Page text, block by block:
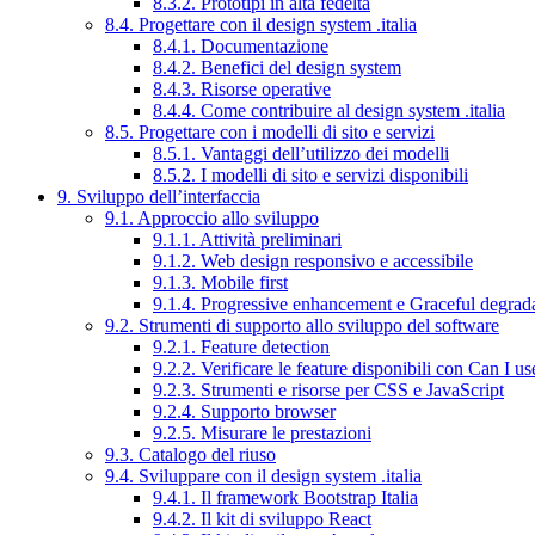
8.4. Progettare con il design system .italia
8.4.1. Documentazione
8.4.2. Benefici del design system
8.4.3. Risorse operative
8.4.4. Come contribuire al design system .italia
8.5. Progettare con i modelli di sito e servizi
8.5.1. Vantaggi dell’utilizzo dei modelli
8.5.2. I modelli di sito e servizi disponibili
9. Sviluppo dell’interfaccia
9.1. Approccio allo sviluppo
9.1.1. Attività preliminari
9.1.2. Web design responsivo e accessibile
9.1.3. Mobile first
9.1.4. Progressive enhancement e Graceful
9.2. Strumenti di supporto allo sviluppo del software
9.2.1. Feature detection
9.2.2. Verificare le feature disponibili con Can I
9.2.3. Strumenti e risorse per CSS e JavaScript
9.2.4. Supporto browser
9.2.5. Misurare le prestazioni
9.3. Catalogo del riuso
9.4. Sviluppare con il design system .italia
9.4.1. Il framework Bootstrap Italia
9.4.2. Il kit di sviluppo React